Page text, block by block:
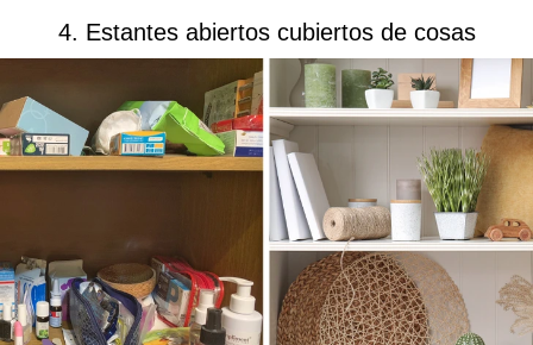
4. Estantes abiertos cubiertos de cosas